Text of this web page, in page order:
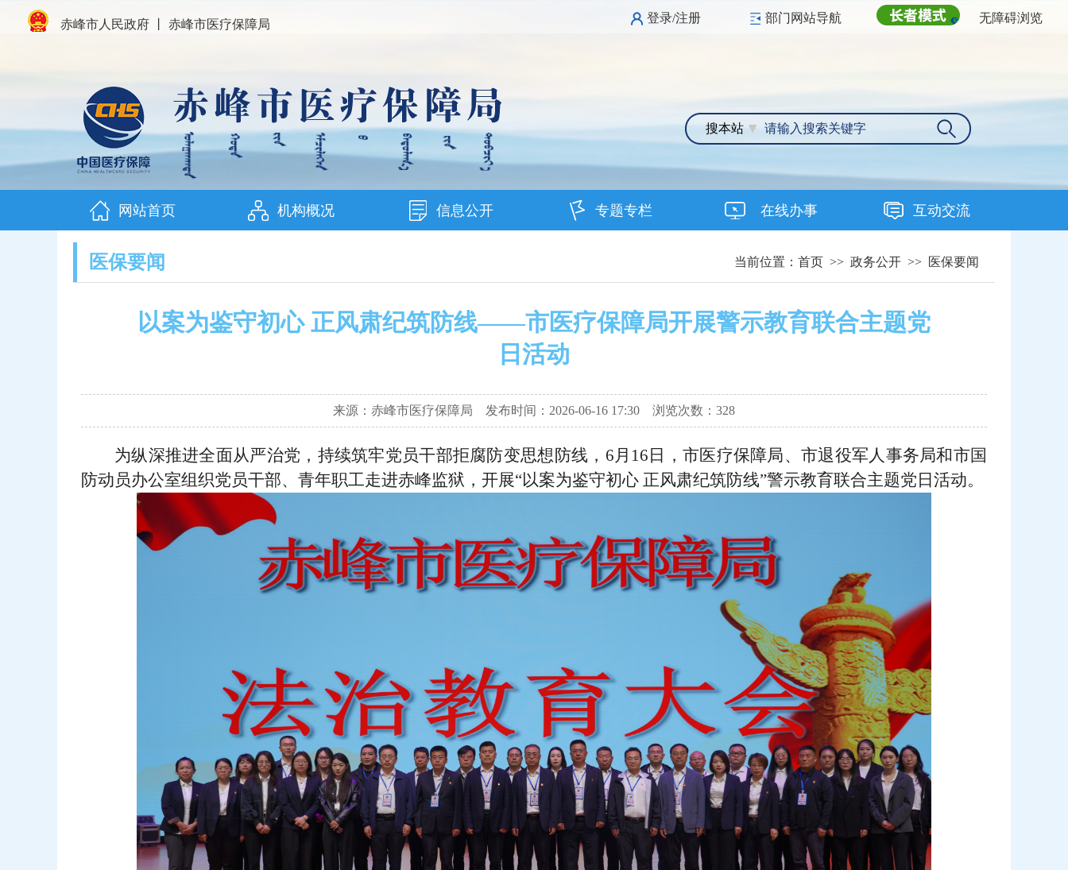
赤峰市人民政府 赤峰市医疗保障局 登录/注册 部门网站导航 无障碍浏览
搜本站
网站首页 机构概况 信息公开 专题专栏 在线办事 互动交流
当前位置： 首页 >> 政务公开 >> 医保要闻
医保要闻
以案为鉴守初心 正风肃纪筑防线——市医疗保障局开展警示教育联合主题党
日活动
来源：赤峰市医疗保障局 发布时间：2026-06-16 17:30 浏览次数：328
为纵深推进全面从严治党，持续筑牢党员干部拒腐防变思想防线，6月16日，市医疗保障局、市退役军人事务局和市国
防动员办公室组织党员干部、青年职工走进赤峰监狱，开展“以案为鉴守初心 正风肃纪筑防线”警示教育联合主题党日活动。